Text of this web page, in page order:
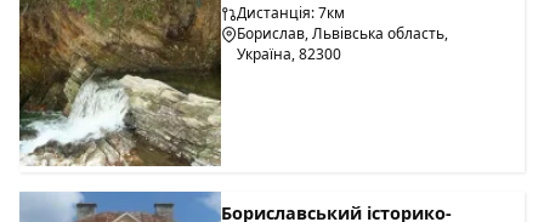
Дистанція: 7км
Борислав, Львівська область,
Україна, 82300
Бориславський історико-